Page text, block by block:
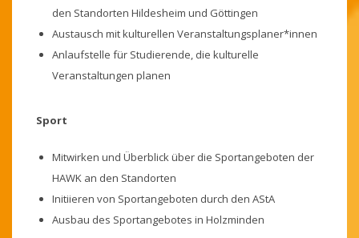
den Standorten Hildesheim und Göttingen
Austausch mit kulturellen Veranstaltungsplaner*innen
Anlaufstelle für Studierende, die kulturelle
Veranstaltungen planen
Sport
Mitwirken und Überblick über die Sportangeboten der
HAWK an den Standorten
Initiieren von Sportangeboten durch den AStA
Ausbau des Sportangebotes in Holzminden